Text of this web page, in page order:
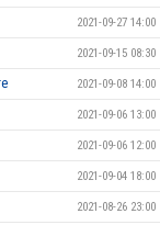
2021-09-27 14:00
2021-09-15 08:30
2021-09-08 14:00
2021-09-06 13:00
2021-09-06 12:00
2021-09-04 18:00
2021-08-26 23:00